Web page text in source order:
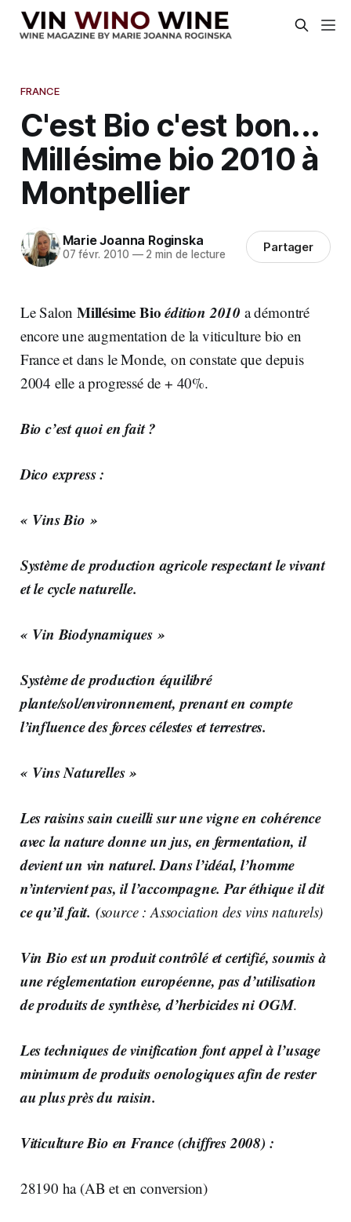
FRANCE
C'est Bio c'est bon...
Millésime bio 2010 à
Montpellier
Marie Joanna Roginska
07 févr. 2010 —2 min de lecture Partager
Le Salon Millésime Bioédition 2010 a démontré
encore une augmentation de la viticulture bio en
France et dans le Monde, on constate que depuis
2004 elle a progressé de + 40%.
Bio c’est quoi en fait ?
Dico express :
« Vins Bio »
Système de production agricole respectant le vivant
et le cycle naturelle.
« Vin Biodynamiques »
Système de production équilibré
plante/sol/environnement, prenant en compte
l’influence des forces célestes et terrestres.
« Vins Naturelles »
Les raisins sain cueilli sur une vigne en cohérence
avec la nature donne un jus, en fermentation, il
devient un vin naturel. Dans l’idéal, l’homme
n’intervient pas, il l’accompagne. Par éthique il dit
ce qu’il fait. (source : Association des vins naturels)
Vin Bioest un produit contrôlé et certifié, soumis à
une réglementation européenne, pas d’utilisation
de produits de synthèse, d’herbicides ni OGM.
Les techniques de vinification font appel à l’usage
minimum de produits oenologiques afin de rester
au plus près du raisin.
Viticulture Bio en France (chiffres 2008) :
28190 ha (AB et en conversion)